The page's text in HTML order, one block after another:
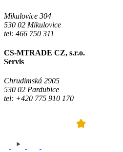
Mikulovice 304
530 02 Mikulovice
tel: 466 750 311
CS-MTRADE CZ, s.r.o.
Servis
Chrudimská 2905
530 02 Pardubice
tel: +420 775 910 170